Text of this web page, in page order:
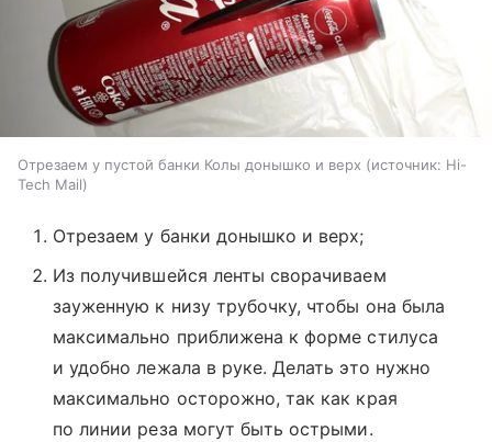
Отрезаем у пустой банки Колы донышко и верх источник: Hi-
Tech Mail
Отрезаем у банки донышко и верх;
Из получившейся ленты сворачиваем
зауженную к низу трубочку, чтобы она была
максимально приближена к форме стилуса
и удобно лежала в руке. Делать это нужно
максимально осторожно, так как края
по линии реза могут быть острыми.